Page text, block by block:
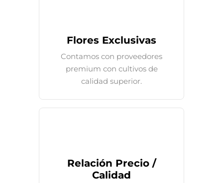
Flores Exclusivas
Contamos con proveedores
premium con cultivos de
calidad superior.
Relación Precio /
Calidad